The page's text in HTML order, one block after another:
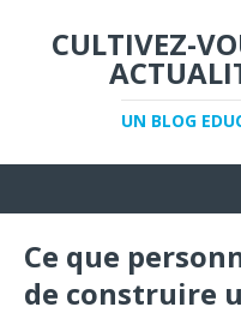
CULTIVEZ-
UN BLOG
Ce que
de construire